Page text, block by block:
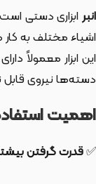
انبرابزاری دستی
اشیاء مختلف به کار
این ابزار معمولاً
دسته‌ها نیروی
اهمیت
✅قدرت گرفتن